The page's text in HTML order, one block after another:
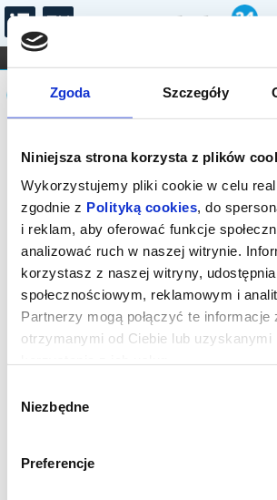
Zgoda Szczegóły
Niniejsza strona korzysta z plików
Wykorzystujemy pliki cookie w celu
zgodnie z Polityką cookies, do
i reklam, aby oferować funkcje
analizować ruch w naszej witrynie.
korzystasz z naszej witryny,
społecznościowym, reklamowym i
Partnerzy mogą połączyć te informacje
otrzymanymi od Ciebie lub uzyskanymi
zgody
Niezbędne
Preferencje
FILHARMONIA OPERA I BALET
DLA DZIECI
Komunikat
Sprzedaż on-line została
sprawdź dostępność biletów